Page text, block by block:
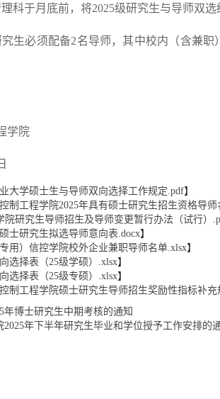
科于月底前，将2025级研究生与导师双选
生必须配备2名导师，其中校内（含兼
学院
大学硕士生与导师双向选择工作规定.pdf】
制工程学院2025年具有硕士研究生招生资格导师
院研究生导师招生及导师变更暂行办法（试行）
士研究生拟选导师意向表.docx】
用）信控学院校外企业兼职导师名单.xlsx】
选择表（25级学硕）.xlsx】
选择表（25级专硕）.xlsx】
制工程学院硕士研究生导师招生奖励性指标补
年博士研究生中期考核的通知
2025年下半年研究生毕业和学位授予工作安排的